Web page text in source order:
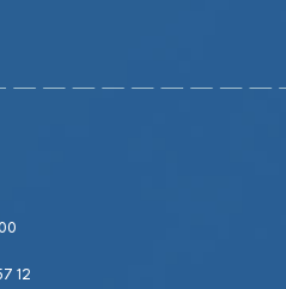
12